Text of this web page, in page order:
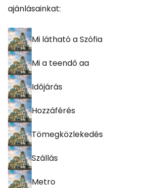
ajánlásainkat:
Mi látható a Szófia
Mi a teendő aa
Időjárás
Hozzáférés
Tömegközlekedés
Szállás
Metro